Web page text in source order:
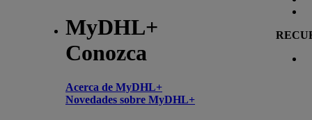
MyDHL+
Conozca
Acerca de MyDHL+
Novedades sobre MyDHL+